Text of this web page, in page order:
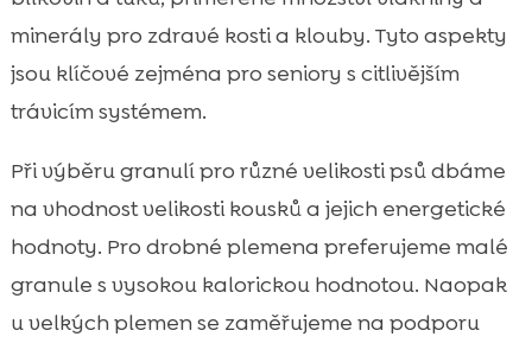
minerály pro zdravé kosti a klouby. Tyto aspekty
jsou klíčové zejména pro seniory s citlivějším
trávicím systémem.
Při výběru granulí pro různé velikosti psů dbáme
na vhodnost velikosti kousků a jejich energetické
hodnoty. Pro drobné plemena preferujeme malé
granule s vysokou kalorickou hodnotou. Naopak
u velkých plemen se zaměřujeme na podporu